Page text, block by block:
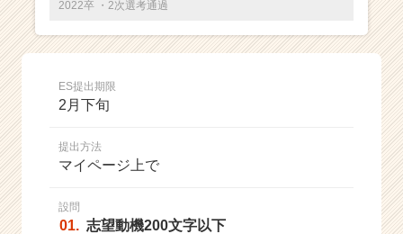
ー・
成
ス
ト
2022卒 ・2次選考通過
ES提出期限
2月下旬
提出方法
マイページ上で
設問
01. 志望動機200文字以下